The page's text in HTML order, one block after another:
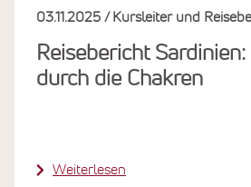
Reisebericht Sardinien:
durch die Chakren
03.11.2025 Kursleiter und
Weiterlesen